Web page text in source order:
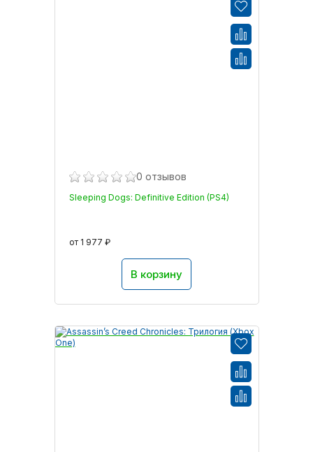
0 отзывов
Sleeping Dogs: Definitive Edition (PS4)
от 1 977 ₽
В корзину